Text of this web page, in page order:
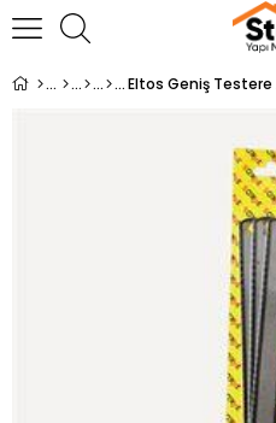
Eltos Geniş Testere